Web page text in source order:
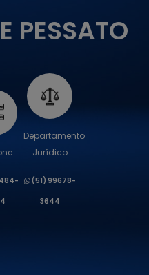
PESSATO
Departamento
Jurídico
(51) 99678-
3644